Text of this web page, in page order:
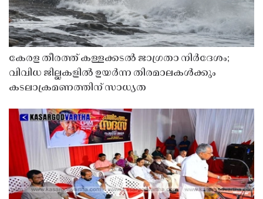
കേരള തീരത്ത് കള്ളക്കടൽ ജാഗ്രതാ നിർദേശം;
വിവിധ ജില്ലകളിൽ ഉയർന്ന തിരമാലകൾക്കും
കടലാക്രമണത്തിന് സാധ്യത